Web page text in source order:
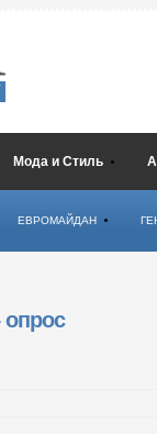
Мода и Стиль
ЕВРОМАЙДАН
опрос